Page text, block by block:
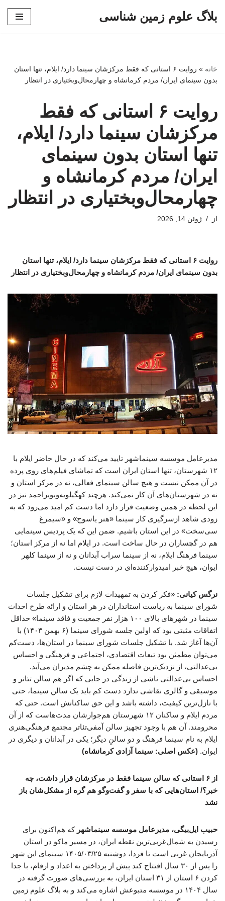
بلاگ علوم زمین شناسی
خانه »
روایت ۶ استانی که فقط مرکزشان سینما دارد/ ایلام، تنها استان
بدون سینمای ایران/ مردم کرمانشاه و چهارمحال‌وبختیاری در انتظار
روایت ۶ استانی که فقط
مرکزشان سینما دارد/ ایلام،
تنها استان بدون سینمای
ایران/ مردم کرمانشاه و
چهارمحال‌وبختیاری در انتظار
از ژوئن 14, 2026
روایت ۶ استانی که فقط مرکزشان سینما دارد/ ایلام، تنها استان
بدون سینمای ایران/ مردم کرمانشاه و چهارمحال‌وبختیاری در انتظار
مدیرعامل موسسه سینماشهر تایید می‌کند که در حال حاضر ایلام با
۱۲ شهرستان، تنها استان ایران است که تماشای فیلم‌های روی پرده
در آن ممکن نیست و هیچ سالن سینمای فعالی، نه در مرکز استان و
نه در شهرستان‌های آن کار نمی‌کند. هرچند کهگیلویه‌وبویراحمد نیز در
این لحظه در همین وضعیت قرار دارد اما دست کم امید می‌رود که به
زودی شاهد ازسرگیری کار سینما «هنر یاسوج» و «سیمرغ
سی‌سخت» در این استان باشیم. ضمن این که یک پردیس سینمایی
هم در گچساران در حال ساخت است. در ایلام اما نه از مرکز استان؛
سینما فرهنگ ایلام، نه از سینما سراب آبدانان و نه از سینما کلهر
ایوان، هیچ خبر امیدوارکننده‌ای در دست نیست.
نرگس کیانی: «فکر کردن به تمهیدات لازم برای تشکیل جلسات
شورای سینما به ریاست استانداران در هر استان و ارائه طرح احداث
سینما در شهرهای بالای ۱۰۰ هزار نفر جمعیت و فاقد سینما» حداقل
اتفاقات مثبتی بود که اولین جلسه شورای سینما (۶ بهمن ۱۴۰۳) با
آن‌ها آغاز شد. با تشکیل جلسات شورای سینما در استان‌ها، دست‌کم
می‌توان مطمئن بود تبعات اقتصادی، اجتماعی و فرهنگی و احساس
بی‌عدالتی، از نزدیک‌ترین فاصله ممکن به چشم مدیران می‌آید.
احساس بی‌عدالتی ناشی از زندگی در جایی که اگر هم سالن تئاتر و
موسیقی و گالری نقاشی ندارد دست کم باید یک سالن سینما، حتی
با نازل‌ترین کیفیت، داشته باشد و این حق ساکنانش است. حتی که
مردم ایلام و ساکنان ۱۲ شهرستان هم‌جوارشان مدت‌هاست که از آن
محرومند. آن هم با وجود تجهیز سالن آمفی‌تئاتر مجتمع فرهنگی‌هنری
ایلام به نام سینما فرهنگ و دو سالنِ دیگر؛ یکی در آبدانان و دیگری در
ایوان. (عکس اصلی: سینما آزادی کرمانشاه)
از ۶ استانی که سالن سینما فقط در مرکزشان قرار داشت، چه
خبر؟/ استان‌هایی که با سفر و گفت‌وگو هم گره از مشکل‌شان باز
نشد
حبیب ایل‌بیگی، مدیرعامل موسسه سینماشهر که هم‌اکنون برای
رسیدن به شمال‌غربی‌ترین نقطه ایران، در مسیر ماکو در استان
آذربایجان غربی است تا فردا، دوشنبه ۱۴۰۵/۰۳/۲۵ سینمای این شهر
را پس از ۳۰ سال افتتاح کند پیش از پرداختن به اعداد و ارقام، با جدا
کردن ۶ استان از ۳۱ استان ایران، به بررسی‌های صورت گرفته در
سال ۱۴۰۴ در موسسه متبوعش اشاره می‌کند و به بلاگ علوم زمین